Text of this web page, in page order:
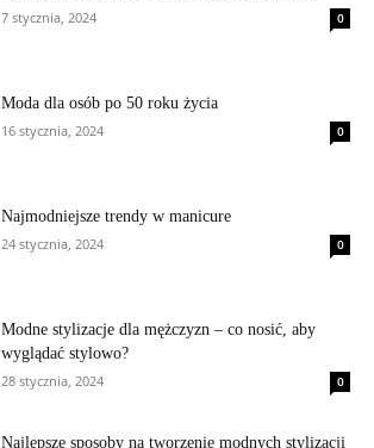
7 stycznia, 2024
0
Moda dla osób po 50 roku życia
16 stycznia, 2024
0
Najmodniejsze trendy w manicure
24 stycznia, 2024
0
Modne stylizacje dla mężczyzn – co nosić, aby
wyglądać stylowo?
28 stycznia, 2024
0
Najlepsze sposoby na tworzenie modnych stylizacji